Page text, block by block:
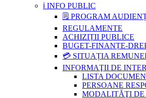
ℹ️ INFO PUBLIC
🗒 PROGRAM
REGULAMENTE
ACHIZIȚII PUBLICE
BUGET-FINANȚE-
💳 SITUAȚIA
INFORMAŢII DE
LISTA
PERSOANE
MODALITĂŢI DE